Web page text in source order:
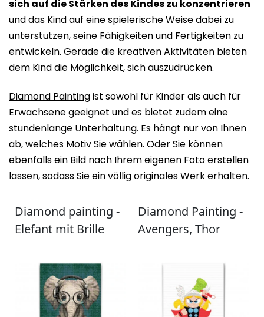
sich auf die Stärken des Kindes zu konzentrieren
und das Kind auf eine spielerische Weise dabei zu
unterstützen, seine Fähigkeiten und Fertigkeiten zu
entwickeln. Gerade die kreativen Aktivitäten bieten
dem Kind die Möglichkeit, sich auszudrücken.
Diamond Paintingist sowohl für Kinder als auch für
Erwachsene geeignet und es bietet zudem eine
stundenlange Unterhaltung. Es hängt nur von Ihnen
ab, welches MotivSie wählen. Oder Sie können
ebenfalls ein Bild nach Ihremeigenen Fotoerstellen
lassen, sodass Sie ein völlig originales Werk erhalten.